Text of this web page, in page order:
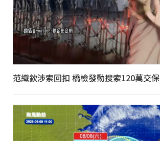
范織欽涉索回扣 橋檢發動搜索120萬交保